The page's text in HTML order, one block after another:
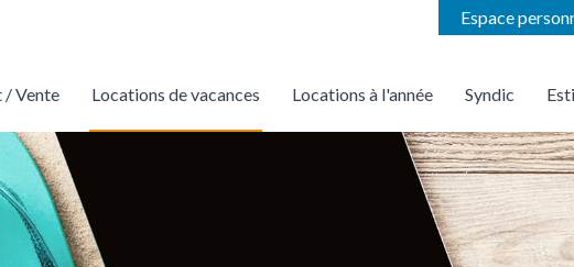
Espace
/ Vente Locations de vacances Locations à l'année Syndic